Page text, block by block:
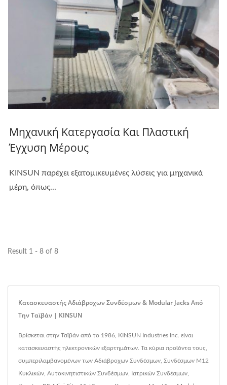
Μηχανική Κατεργασία Και Πλαστική
Έγχυση Μέρους
KINSUN παρέχει εξατομικευμένες λύσεις για μηχανικά
μέρη, όπως...
Result 1 - 8 of 8
Κατασκευαστής Αδιάβροχων Συνδέσμων & Modular Jacks Από
Την Ταϊβάν | KINSUN
Βρίσκεται στην Ταϊβάν από το 1986, KINSUN Industries Inc. είναι
κατασκευαστής ηλεκτρονικών εξαρτημάτων. Τα κύρια προϊόντα τους,
συμπεριλαμβανομένων των Αδιάβροχων Συνδέσμων, Συνδέσμων M12
Κυκλικών, Αυτοκινητιστικών Συνδέσμων, Ιατρικών Συνδέσμων,